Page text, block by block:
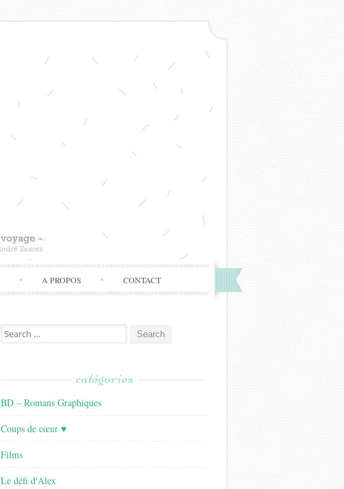
A PROPOS CONTACT
Search
for:
catégories
BD – Romans Graphiques
Coups de cœur ♥
Films
Le défi d'Alex